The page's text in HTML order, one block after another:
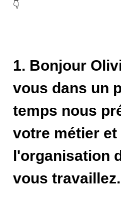
👇
1. Bonjour
vous dans un
temps nous
votre métier et
l'organisation
vous travaillez.